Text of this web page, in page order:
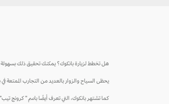
هل تخطط لزيارة بانكوك؟ يمكنك تحقيق ذلك
يحظى السياح والزوار بالعديد من التجارب الممتعة
كما تشتهر بانكوك، التي تعرف أيضًا باسم " كرونج